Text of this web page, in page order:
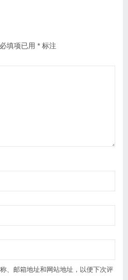
必填项已用 * 标注
、邮箱地址和网站地址，以便下次评